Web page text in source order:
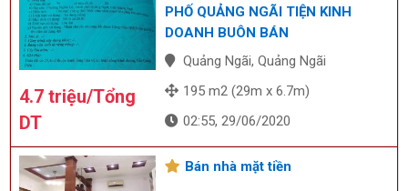
4.7 triệu/Tổng
DT
PHỐ QUẢNG NGÃI TIỆN KINH
DOANH BUÔN BÁN
Quảng Ngãi, Quảng Ngãi
195 m2 (29m x 6.7m)
02:55, 29/06/2020
Bán nhà mặt tiền